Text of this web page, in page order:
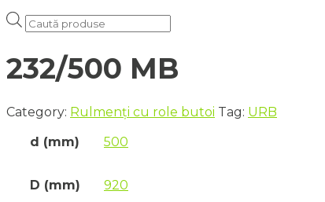
Products
search
232/500 MB
Category: Rulmenți cu role butoi Tag: URB
d (mm)
500
D (mm) 920